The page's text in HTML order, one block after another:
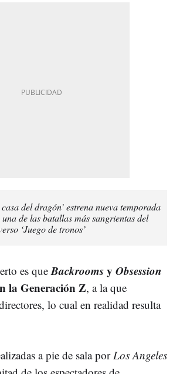
casa del dragón’ estrena nueva temporada
de las batallas más sangrientas del
‘Juego de tronos’
es que Backroomsy Obsession
la Generación Z, a la que
lo cual en realidad resulta
a pie de sala por Los Angeles